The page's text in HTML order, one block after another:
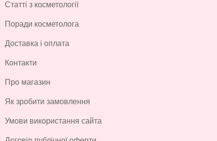
Статті з косметології
Поради косметолога
Доставка і оплата
Контакти
Про магазин
Як зробити замовлення
Умови використання сайта